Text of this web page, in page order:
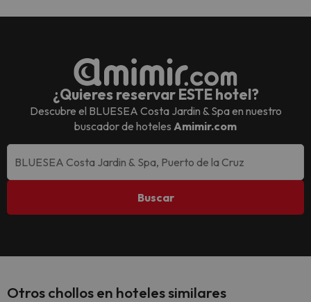
¿Quieres reservar ESTE hotel?
Descubre el BLUESEA Costa Jardin & Spaen nuestro
buscador de hoteles Amimir.com
Buscar
Otros chollos en hoteles similares